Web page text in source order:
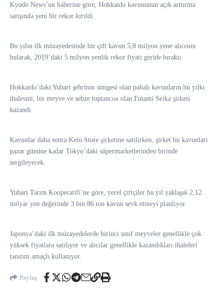
Kyodo News’un haberine göre, Hokkaido kavununun açık arttırma
satışında yeni bir rekor kırıldı.
Bu yılın ilk müzayedesinde bir çift kavun 5,8 milyon yene alıcısını
bularak, 2019’daki 5 milyon yenlik rekor fiyatı geride bıraktı.
Hokkaido’daki Yubari şehrinin simgesi olan pahalı kavunların bu yılki
ihalesini, bir meyve ve sebze toptancısı olan Futami Seika şirketi
kazandı.
Kavunlar daha sonra Keio Store şirketine satılırken, şirket bu kavunları
pazar gününe kadar Tokyo’daki süpermarketlerinden birinde
sergileyecek.
Yubari Tarım Kooperatifi’ne göre, yerel çiftçiler bu yıl yaklaşık 2,12
milyar yen değerinde 3 bin 86 ton kavun sevk etmeyi planlıyor.
Japonya’daki ilk müzayedelerde birinci sınıf meyveler genellikle çok
yüksek fiyatlara satılıyor ve alıcılar genellikle kazandıkları ihaleleri
tanıtım amaçlı kullanıyor.
Paylaş